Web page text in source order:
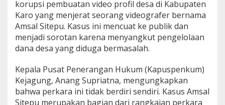
k
a
p
F
a
k
a
P
e
korupsi pembuatan video profil desa di Kabupaten
Karo yang menjerat seorang videografer bernama
Amsal Sitepu. Kasus ini mencuat ke publik dan
menjadi sorotan karena menyangkut pengelolaan
dana desa yang diduga bermasalah.
Kepala Pusat Penerangan Hukum (Kapuspenkum)
Kejagung, Anang Supriatna, mengungkapkan
bahwa perkara ini tidak berdiri sendiri. Kasus Amsal
Sitepu merupakan bagian dari rangkaian perkara